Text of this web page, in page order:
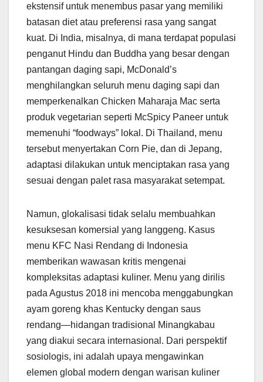
ekstensif untuk menembus pasar yang memiliki
batasan diet atau preferensi rasa yang sangat
kuat. Di India, misalnya, di mana terdapat populasi
penganut Hindu dan Buddha yang besar dengan
pantangan daging sapi, McDonald’s
menghilangkan seluruh menu daging sapi dan
memperkenalkan Chicken Maharaja Mac serta
produk vegetarian seperti McSpicy Paneer untuk
memenuhi “foodways” lokal. Di Thailand, menu
tersebut menyertakan Corn Pie, dan di Jepang,
adaptasi dilakukan untuk menciptakan rasa yang
sesuai dengan palet rasa masyarakat setempat.
Namun, glokalisasi tidak selalu membuahkan
kesuksesan komersial yang langgeng. Kasus
menu KFC Nasi Rendang di Indonesia
memberikan wawasan kritis mengenai
kompleksitas adaptasi kuliner. Menu yang dirilis
pada Agustus 2018 ini mencoba menggabungkan
ayam goreng khas Kentucky dengan saus
rendang—hidangan tradisional Minangkabau
yang diakui secara internasional. Dari perspektif
sosiologis, ini adalah upaya mengawinkan
elemen global modern dengan warisan kuliner